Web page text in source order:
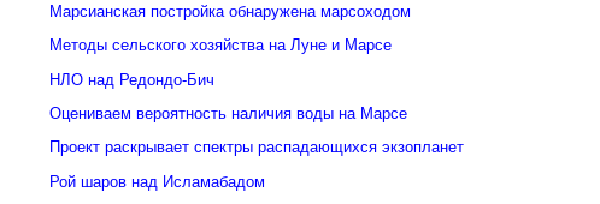
Марсианская постройка обнаружена марсоходом
Методы сельского хозяйства на Луне и Марсе
НЛО над Редондо-Бич
Оцениваем вероятность наличия воды на Марсе
Проект раскрывает спектры распадающихся экзопланет
Рой шаров над Исламабадом